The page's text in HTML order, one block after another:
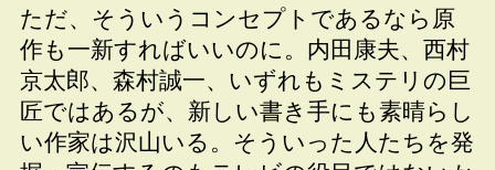
ただ、そういうコンセプトであるなら原
作も一新すればいいのに。内田康夫、西村
京太郎、森村誠一、いずれもミステリの巨
匠ではあるが、新しい書き手にも素晴らし
い作家は沢山いる。そういった人たちを発